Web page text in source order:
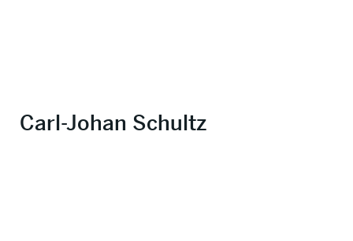
Carl-Johan Schultz